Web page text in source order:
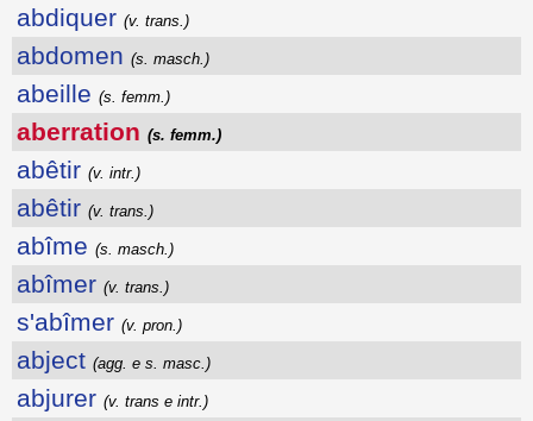
abdiquer (v. trans.)
abdomen (s. masch.)
abeille (s. femm.)
aberration (s. femm.)
abêtir (v. intr.)
abêtir (v. trans.)
abîme (s. masch.)
abîmer (v. trans.)
s'abîmer (v. pron.)
abject (agg. e s. masc.)
abjurer (v. trans e intr.)